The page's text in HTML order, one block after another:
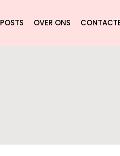
POSTS OVER ONS